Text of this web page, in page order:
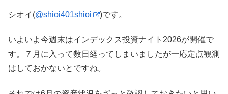
シオイ(@shioi401shioi )です。
いよいよ今週末はインデックス投資ナイト2026が開催で
す。７月に入って数日経ってしまいましたが一応定点観測
はしておかないとですね。